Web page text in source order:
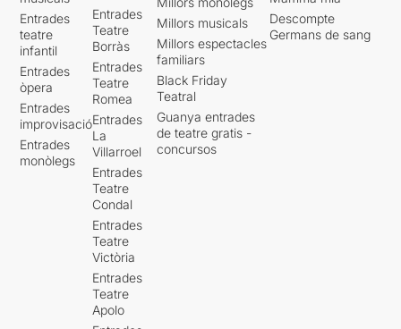
Entrades
teatre
infantil
Entrades
òpera
Entrades
improvisació
Entrades
monòlegs
Entrades
Teatre
Borràs
Entrades
Teatre
Romea
Entrades
La
Villarroel
Entrades
Teatre
Condal
Entrades
Teatre
Victòria
Entrades
Teatre
Apolo
Millors musicals
Millors espectacles
familiars
Black Friday
Teatral
Guanya entrades
de teatre gratis -
concursos
Descompte
Germans de sang